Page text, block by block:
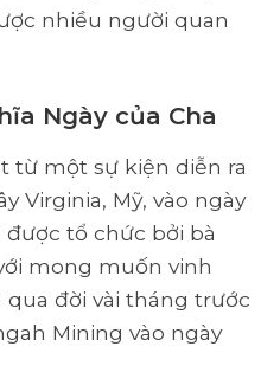
nhiều người quan
Ngày của Cha
từ một sự kiện diễn ra
Virginia, Mỹ, vào ngày
được tổ chức bởi bà
mong muốn vinh
đời vài tháng trước
Mining vào ngày